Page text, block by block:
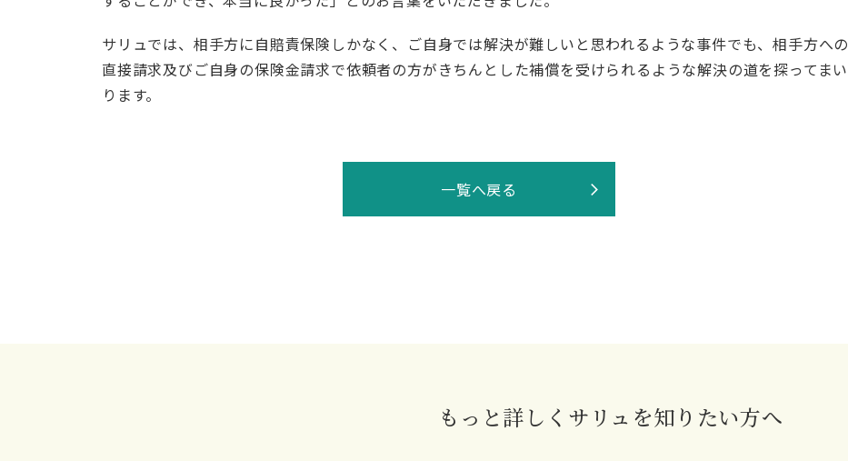
サリュでは、相手方に自賠責保険しかなく、ご自身では解決が難しいと思われるような事件でも、相手方への
直接請求及びご自身の保険金請求で依頼者の方がきちんとした補償を受けられるような解決の道を探ってまい
ります。
一覧へ戻る
もっと詳しくサリュを知りたい方へ